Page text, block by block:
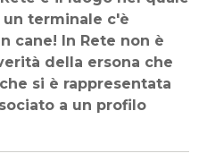
un terminale c'è
cane! In Rete non è
della ersona che
si è rappresentata
a un profilo